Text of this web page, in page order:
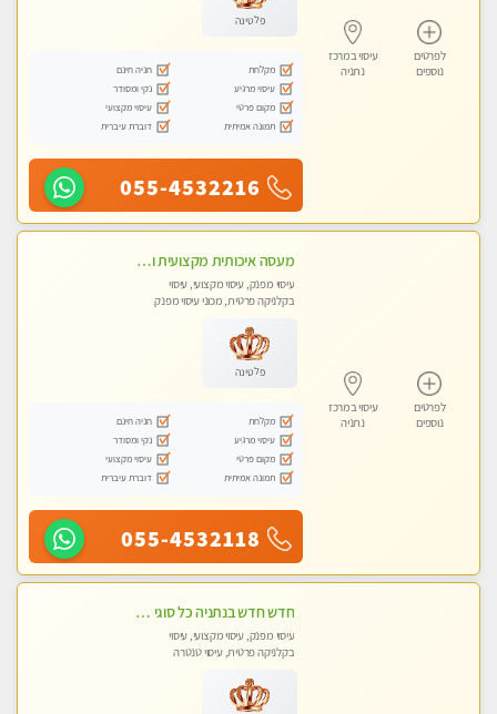
לפרטים
נוספים
עיסוי במרכז
נתניה
פלטינה
מקלחת
חניה חינם
עיסוי מרגיע
נקי ומסודר
מקום פרטי
עיסוי מקצועי
תמונה אמיתית
דוברת עיברית
055-4532216
לפרטים
נוספים
עיסוי במרכז
נתניה
מעסה איכותית מקצועית ומפנקת מאוד בנתניה
עיסוי מפנק, עיסוי מקצועי, עיסוי
בקלניקה פרטית, מכוני עיסוי מפנק
פלטינה
מקלחת
חניה חינם
עיסוי מרגיע
נקי ומסודר
מקום פרטי
עיסוי מקצועי
תמונה אמיתית
דוברת עיברית
055-4532118
חדש חדש בנתניה כל סוגי העיסויים מעסה מקצועית ואיכותית פרטי!!!
עיסוי מפנק, עיסוי מקצועי, עיסוי
בקלניקה פרטית, עיסוי טנטרה